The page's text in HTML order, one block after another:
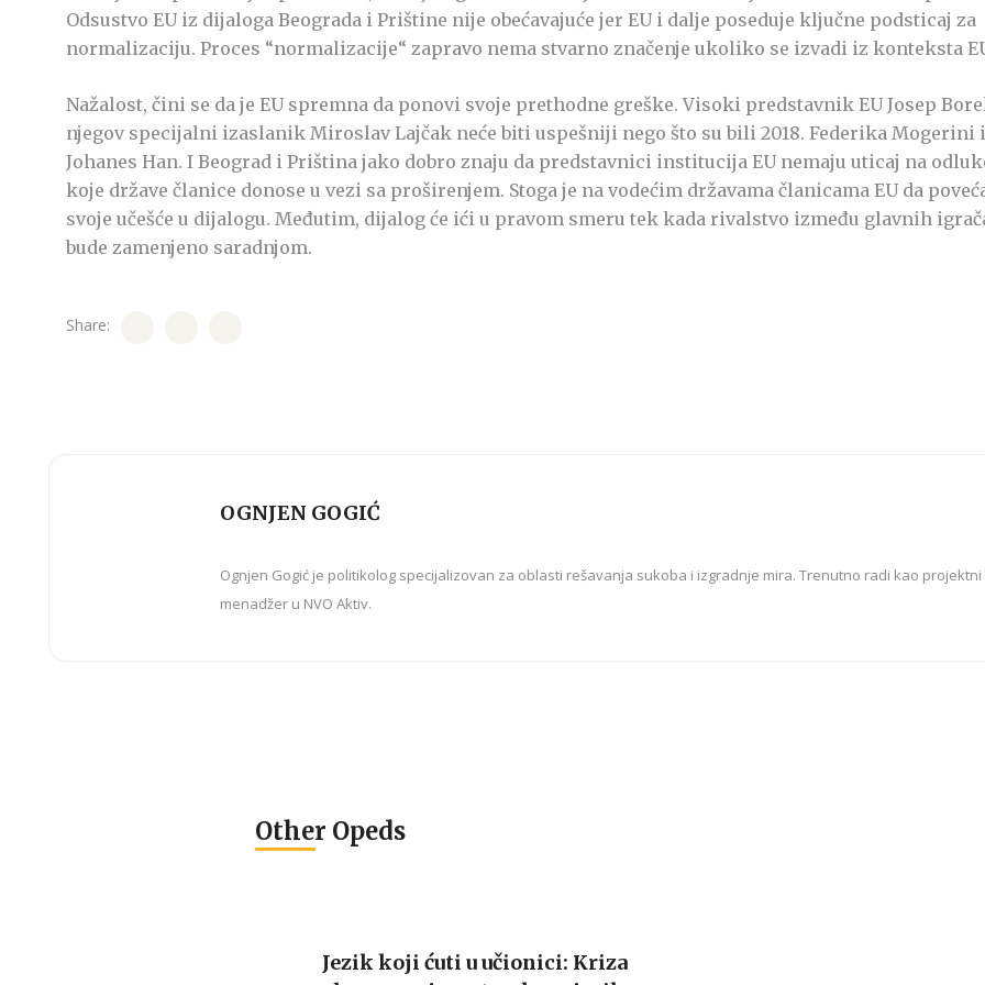
Odsustvo EU iz dijaloga Beograda i Prištine nije obećavajuće jer EU i dalje poseduje ključne podsticaj za
normalizaciju. Proces “normalizacije“ zapravo nema stvarno značenje ukoliko se izvadi iz konteksta
Nažalost, čini se da je EU spremna da ponovi svoje prethodne greške. Visoki predstavnik EU Josep
njegov specijalni izaslanik Miroslav Lajčak neće biti uspešniji nego što su bili 2018. Federika Mogerini i
Johanes Han. I Beograd i Priština jako dobro znaju da predstavnici institucija EU nemaju uticaj na
koje države članice donose u vezi sa proširenjem. Stoga je na vodećim državama članicama EU da
svoje učešće u dijalogu. Međutim, dijalog će ići u pravom smeru tek kada rivalstvo između glavnih
bude zamenjeno saradnjom.
Share:
OGNJEN GOGIĆ
Ognjen Gogić je politikolog specijalizovan za oblasti rešavanja sukoba i izgradnje mira. Trenutno radi kao projektni
menadžer u NVO Aktiv.
Other Opeds
Jezik koji ćuti u učionici: Kriza